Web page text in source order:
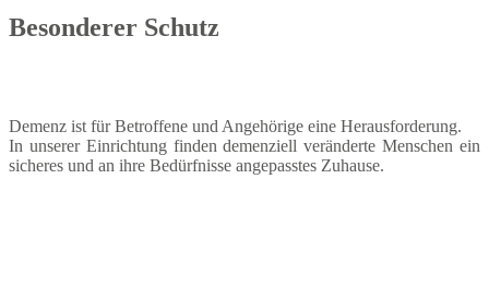
Besonderer Schutz
Demenz ist für Betroffene und Angehörige eine Herausforderung.
In unserer Einrichtung finden demenziell veränderte Menschen ein
sicheres und an ihre Bedürfnisse angepasstes Zuhause.